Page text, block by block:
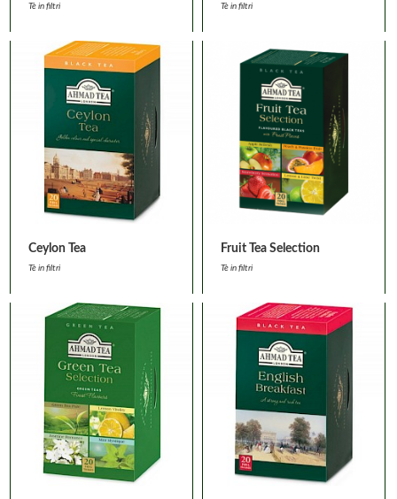
Tè in filtri Tè in filtri
Ceylon Tea
Tè in filtri
Fruit Tea Selection
Tè in filtri